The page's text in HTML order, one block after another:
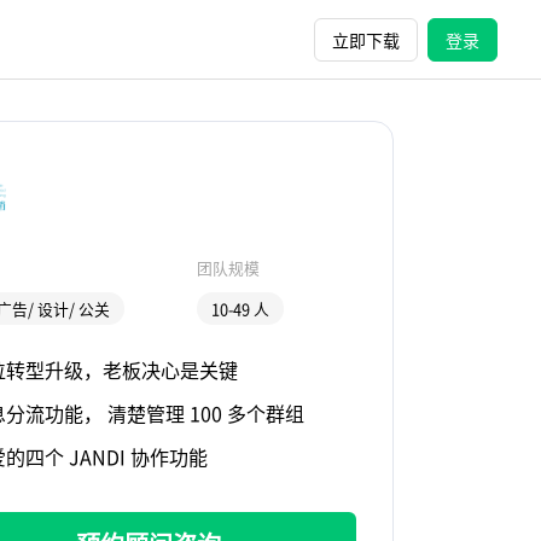
立即下载 登录
告/ 设计/ 公关
团队规模
10-49 人
转型升级，老板决心是关键
分流功能， 清楚管理 100 多个群组
的四个 JANDI 协作功能